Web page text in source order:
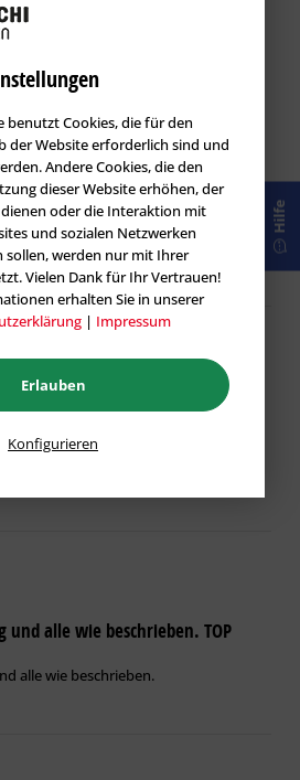
gut verarbeiten 28.06.2026
gut verarbeiten
akzeptabel. 08.10.2025
Preis.
liefert ein super Ergebnis.
vollflächig gespachtelt nach einer
und alle wie beschrieben. TOP
alle wie beschrieben.
Hilfe
benutzt Cookies, die für den
der Website erforderlich sind und
Andere Cookies, die den
dieser Website erhöhen, der
oder die Interaktion mit
und sozialen Netzwerken
sollen, werden nur mit Ihrer
Vielen Dank für Ihr Vertrauen!
erhalten Sie in unserer
| Impressum
Erlauben
Konfigurieren